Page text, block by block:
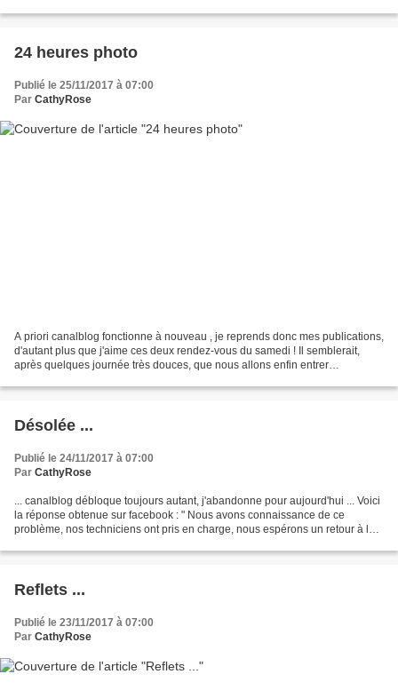
24 heures photo
Publié le 25/11/2017 à 07:00
Par CathyRose
A priori canalblog fonctionne à nouveau , je reprends donc mes publications,
d'autant plus que j'aime ces deux rendez-vous du samedi ! Il semblerait,
après quelques journée très douces, que nous allons enfin entrer
Désolée ...
Publié le 24/11/2017 à 07:00
Par CathyRose
... canalblog débloque toujours autant, j'abandonne pour aujourd'hui ... Voici
la réponse obtenue sur facebook : " Nous avons connaissance de ce
problème, nos techniciens ont pris en charge, nous espérons un retour à la
Reflets ...
Publié le 23/11/2017 à 07:00
Par CathyRose